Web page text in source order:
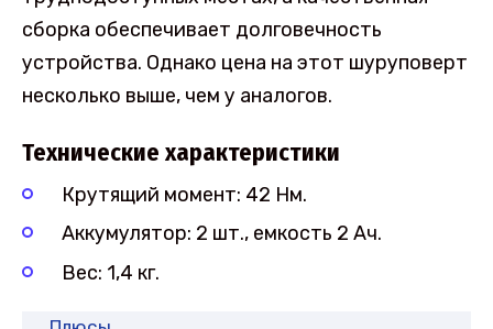
сборка обеспечивает долговечность
устройства. Однако цена на этот шуруповерт
несколько выше, чем у аналогов.
Технические характеристики
Крутящий момент: 42 Нм.
Аккумулятор: 2 шт., емкость 2 Ач.
Вес: 1,4 кг.